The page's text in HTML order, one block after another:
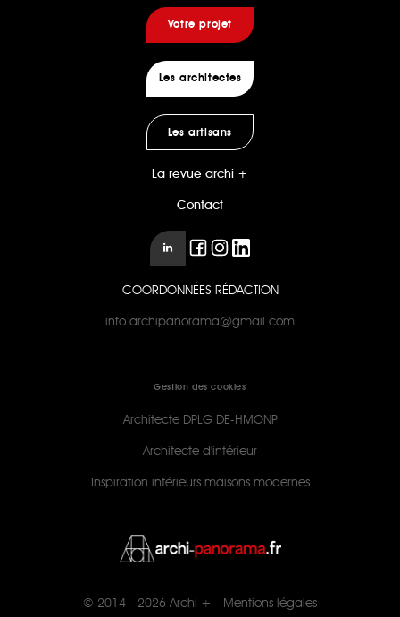
Votre projet
Les architectes
Les artisans
La revue archi +
Contact
COORDONNÉES RÉDACTION
info.archipanorama@gmail.com
Gestion des cookies
Architecte DPLG DE-HMONP
Architecte d'intérieur
Inspiration intérieurs maisons modernes
© 2014 - 2026 Archi + - Mentions légales